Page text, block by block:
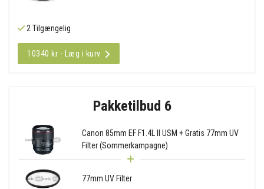
2 Tilgængelig
10340 kr - Læg i kurv
Pakketilbud 6
Canon 85mm EF F1.4L II USM + Gratis 77mm UV
Filter (Sommerkampagne)
77mm UV Filter